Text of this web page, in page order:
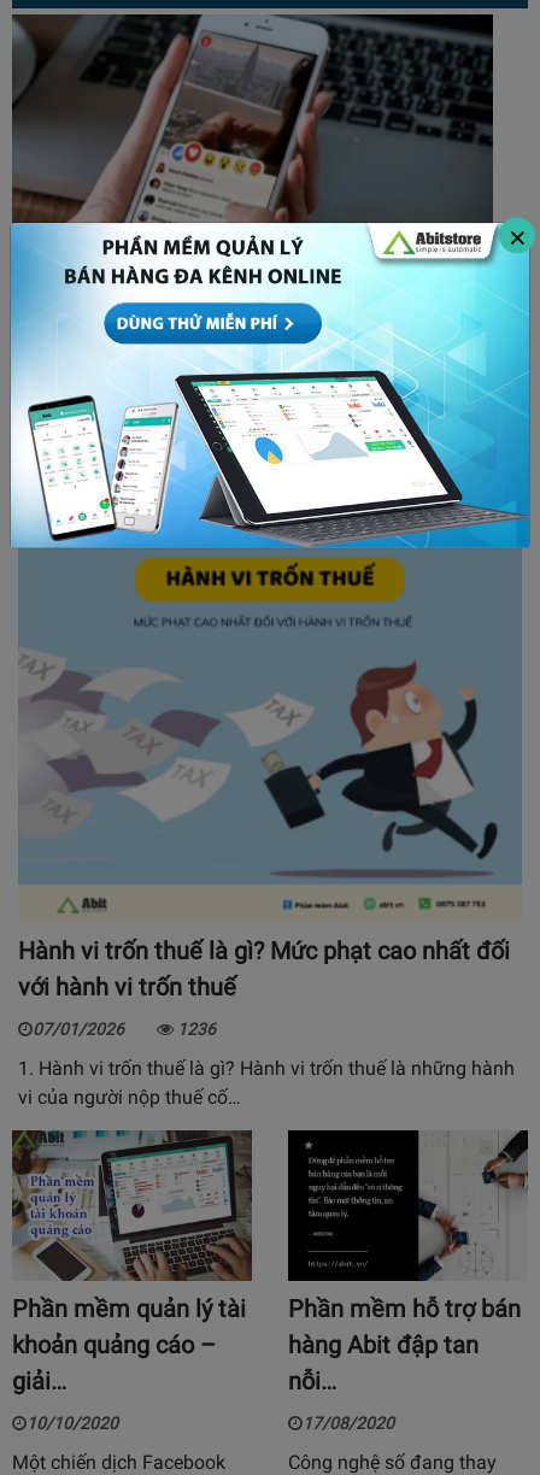
×
Bóp tương tác là gì? Cách để x5 tương tác bất
chấp thuật toán Facebook
MARKETING
Hành vi trốn thuế là gì? Mức phạt cao nhất đối
với hành vi trốn thuế
07/01/2026 1236
1. Hành vi trốn thuế là gì? Hành vi trốn thuế là những hành
vi của người nộp thuế cố…
Phần mềm quản lý tài
khoản quảng cáo –
giải…
10/10/2020
Một chiến dịch Facebook
Phần mềm hỗ trợ bán
hàng Abit đập tan
nỗi…
17/08/2020
Công nghệ số đang thay